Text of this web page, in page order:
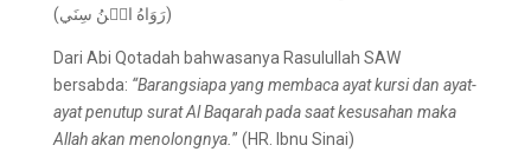
(رَوَاهُ ابۡنُ سِنَي)
Dari Abi Qotadah bahwasanya Rasulullah SAW
bersabda: “Barangsiapa yang membaca ayat kursi dan ayat-
ayat penutup surat Al Baqarah pada saat kesusahan maka
Allah akan menolongnya. ” (HR. Ibnu Sinai)